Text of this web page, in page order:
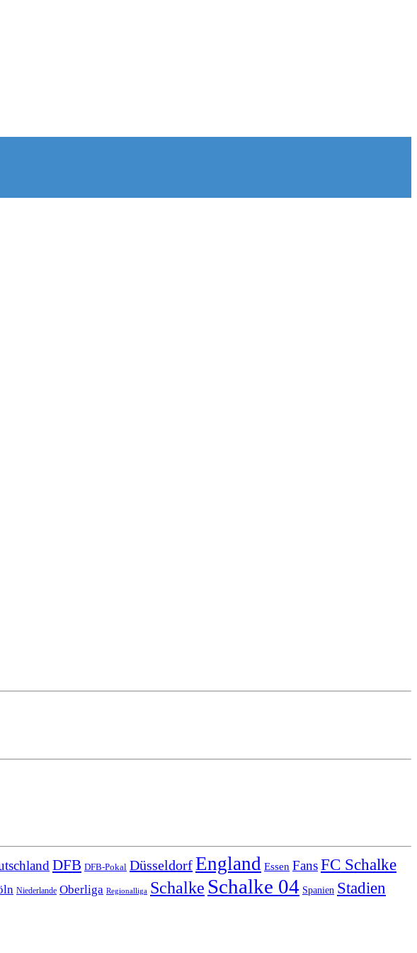
DFB DFB-Pokal DüsseldorfEngland Essen FansFC Schalke
Niederlande Oberliga Regionalliga Schalke Schalke 04 Spanien Stadien